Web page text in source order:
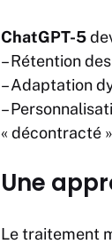
ChatGPT-5
– Rétention
– Adaptation
–
« décontracté
Une
Le traitement